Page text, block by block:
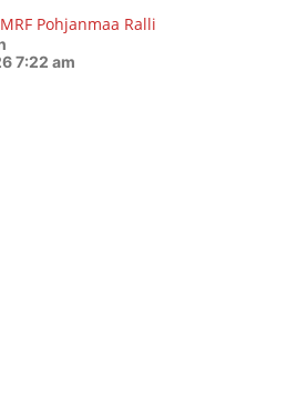
Pohjanmaa Ralli
7:22 am